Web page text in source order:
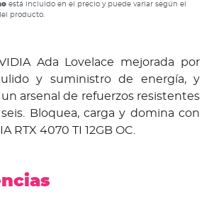
está incluido en el precio y puede variar según el
producto.
Ada Lovelace mejorada por
y suministro de energía, y
arsenal de refuerzos resistentes
Bloquea, carga y domina con
RTX 4070 TI 12GB OC.